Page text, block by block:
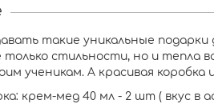
такие уникальные
только стильности, но и тепла
ученикам. А красивая
крем-мед 40 мл - 2 шт ( вкус в